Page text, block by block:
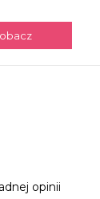
opinii